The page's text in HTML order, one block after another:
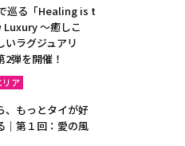
巡る「Healing is t
Luxury ～癒しこ
いラグジュアリ
2弾を開催！
リア
、もっとタイが好
｜第１回：愛の風